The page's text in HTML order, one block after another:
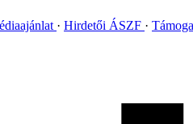
Hirdetői ÁSZF